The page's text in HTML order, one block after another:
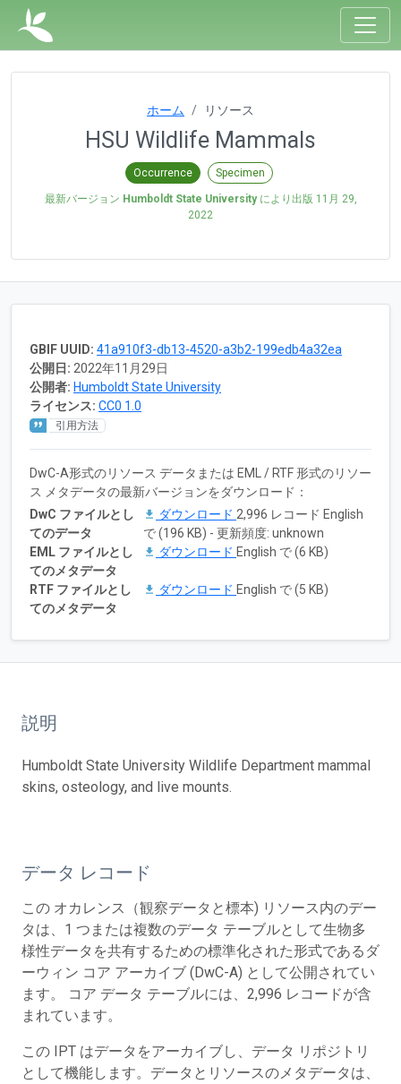
ホーム リソース
HSU Wildlife Mammals
Occurrence Specimen
最新バージョン Humboldt State Universityにより出版 11月 29,
2022
GBIF UUID: 41a910f3-db13-4520-a3b2-199edb4a32ea
公開日: 2022年11月29日
公開者: Humboldt State University
ライセンス: CC0 1.0
引用方法
DwC-A形式のリソース データまたは EML / RTF 形式のリソー
ス メタデータの最新バージョンをダウンロード：
DwC ファイルとし
てのデータ
ダウンロード 2,996 レコード English
で (196 KB) - 更新頻度: unknown
EML ファイルとし
てのメタデータ
ダウンロード English で (6 KB)
RTF ファイルとし
てのメタデータ
ダウンロード English で (5 KB)
説明
Humboldt State University Wildlife Department mammal
skins, osteology, and live mounts.
データ レコード
この オカレンス（観察データと標本) リソース内のデー
タは、1 つまたは複数のデータ テーブルとして生物多
様性データを共有するための標準化された形式であるダ
ーウィン コア アーカイブ (DwC-A) として公開されてい
ます。 コア データ テーブルには、2,996 レコードが含
まれています。
この IPT はデータをアーカイブし、データ リポジトリ
として機能します。データとリソースのメタデータは、